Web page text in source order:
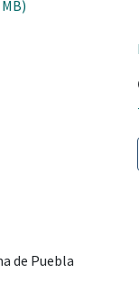
de Puebla